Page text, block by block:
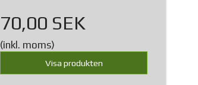
70,00 SEK
(inkl. moms)
Visa produkten